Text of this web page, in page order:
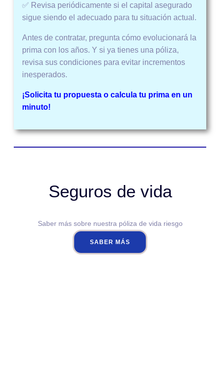
✅ Revisa periódicamente si el capital asegurado
sigue siendo el adecuado para tu situación actual.
Antes de contratar, pregunta cómo evolucionará la
prima con los años. Y si ya tienes una póliza,
revisa sus condiciones para evitar incrementos
inesperados.
¡Solicita tu propuesta o calcula tu prima en un
minuto!
Seguros de vida
Saber más sobre nuestra póliza de vida riesgo
SABER MÁS